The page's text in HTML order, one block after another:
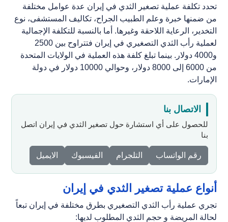
تحدد تكلفة عملية تصغير الثدي في إيران عدة عوامل مختلفة
من ضمنها خبرة وعلم الطبيب الجراح، تكاليف المستشفى، نوع
التخدير، الرعاية اللاحقة وغيرها. أما بالنسبة للتكلفة الإجمالية
لعملية رأب الثدي التصغيري في إيران فتتراوح بين 2500
و4000 دولار. بينما تبلغ كلفة هذه العملية في الولايات المتحدة
من 6000 إلى 8000 دولار، وحوالي 10000 دولار في دولة
الإمارات.
الاتصال بنا
للحصول علی أي استشارة حولتصغير الثدي في إيران اتصل
بنا
رقم الواتساب التلجرام الفيسبوك الايميل
أنواع عملية تصغير الثدي في إيران
تجري عملية رأب الثدي التصغيري بطرق مختلفة في إيران تبعاً
لحالة المريضة و حجم الثدي المطلوب لديها: